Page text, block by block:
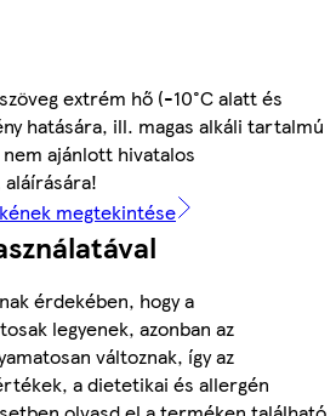
extrém hő (-10°C alatt és
hatására, ill. magas alkáli tartalmú
ajánlott hivatalos
megtekintése
érdekében, hogy a
legyenek, azonban az
változnak, így az
a dietetikai és allergén